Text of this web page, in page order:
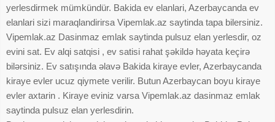
yerlesdirmek mümkündür. Bakida ev elanlari, Azerbaycanda ev
elanlari sizi maraqlandirirsa Vipemlak.az saytinda tapa bilersiniz.
Vipemlak.az Dasinmaz emlak saytinda pulsuz elan yerlesdir, oz
evini sat. Ev alqi satqisi , ev satisi rahat şəkildə həyata keçirə
bilərsiniz. Ev satışında əlavə Bakida kiraye evler, Azerbaycanda
kiraye evler ucuz qiymete verilir. Butun Azerbaycan boyu kiraye
evler axtarin . Kiraye eviniz varsa Vipemlak.az dasinmaz emlak
saytinda pulsuz elan yerlesdirin.